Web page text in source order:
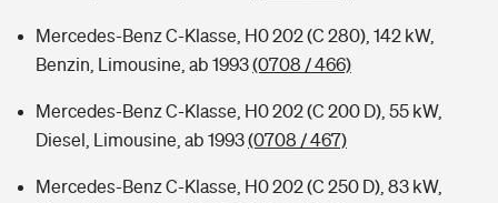
Kinderunfall-Check: Mehr Sicherheit für deine Kids
Sie haben Fragen?
Mercedes-Benz C-Klasse, H0 202 (C 280), 142 kW,
Benzin, Limousine, ab 1993(0708 / 466)
Mercedes-Benz C-Klasse, H0 202 (C 200 D), 55 kW,
Diesel, Limousine, ab 1993(0708 / 467)
Mercedes-Benz C-Klasse, H0 202 (C 250 D), 83 kW,